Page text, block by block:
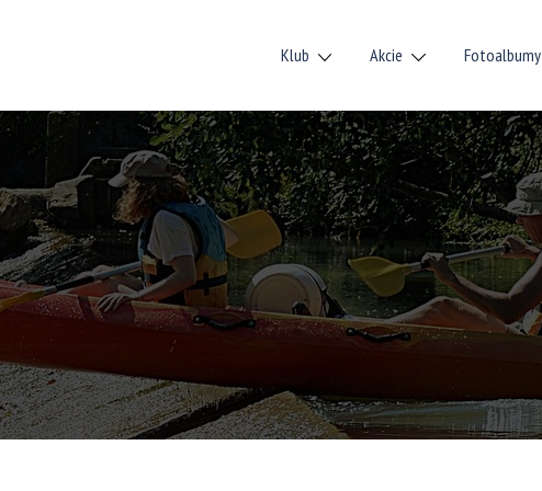
Klub Akcie Fotoalbumy